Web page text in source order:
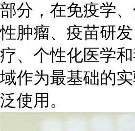
部分，在免疫学
性肿瘤、疫苗研
疗、个性化医学
域作为最基础的
泛使用。